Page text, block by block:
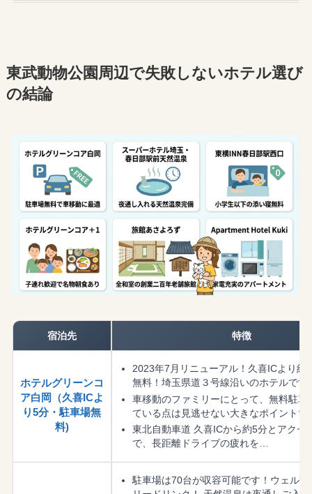
東武動物公園周辺で失敗しないホテル選び
の結論
宿泊先 特徴
ホテルグリーンコ
ア白岡（久喜ICよ
り5分・駐車場無
料)
2023年7月リニューアル！久喜ICより約
無料！埼玉県道３号線沿いのホテルです
車移動のファミリーにとって、無料駐車
ている点は見逃せない大きなポイントで
東北自動車道 久喜ICから約5分とアクセ
で、長距離ドライブの疲れを…
駐車場は70台が収容可能です！ウェルカ